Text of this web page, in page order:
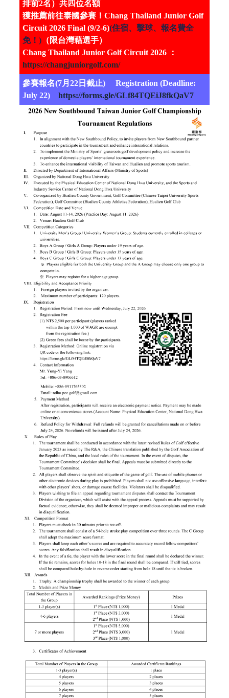
排前2名）共四位名額
獲推薦前往泰國參賽！Chang Thailand Junior Golf
Circuit 2026 Final (9/2-6)(住宿、擊球、報名費全
免！) （限台灣藉選手）
Chang Thailand Junior Golf Circuit 2026 ：
https://changjuniorgolf.com/
參賽報名(7月22日截止) Registration (Deadline:
July 22) https://forms.gle/GLf84TQEiJ8fkQaV7